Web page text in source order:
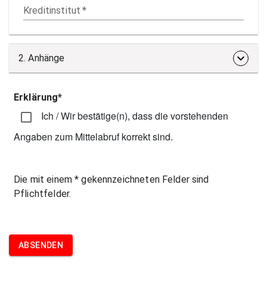
Kreditinstitut *
2. Anhänge keyboard_arrow_down
Erklärung*
Ich / Wir bestätige(n), dass die vorstehenden
Angaben zum Mittelabruf korrekt sind.
Die mit einem * gekennzeichneten Felder sind
Pflichtfelder.
ABSENDEN